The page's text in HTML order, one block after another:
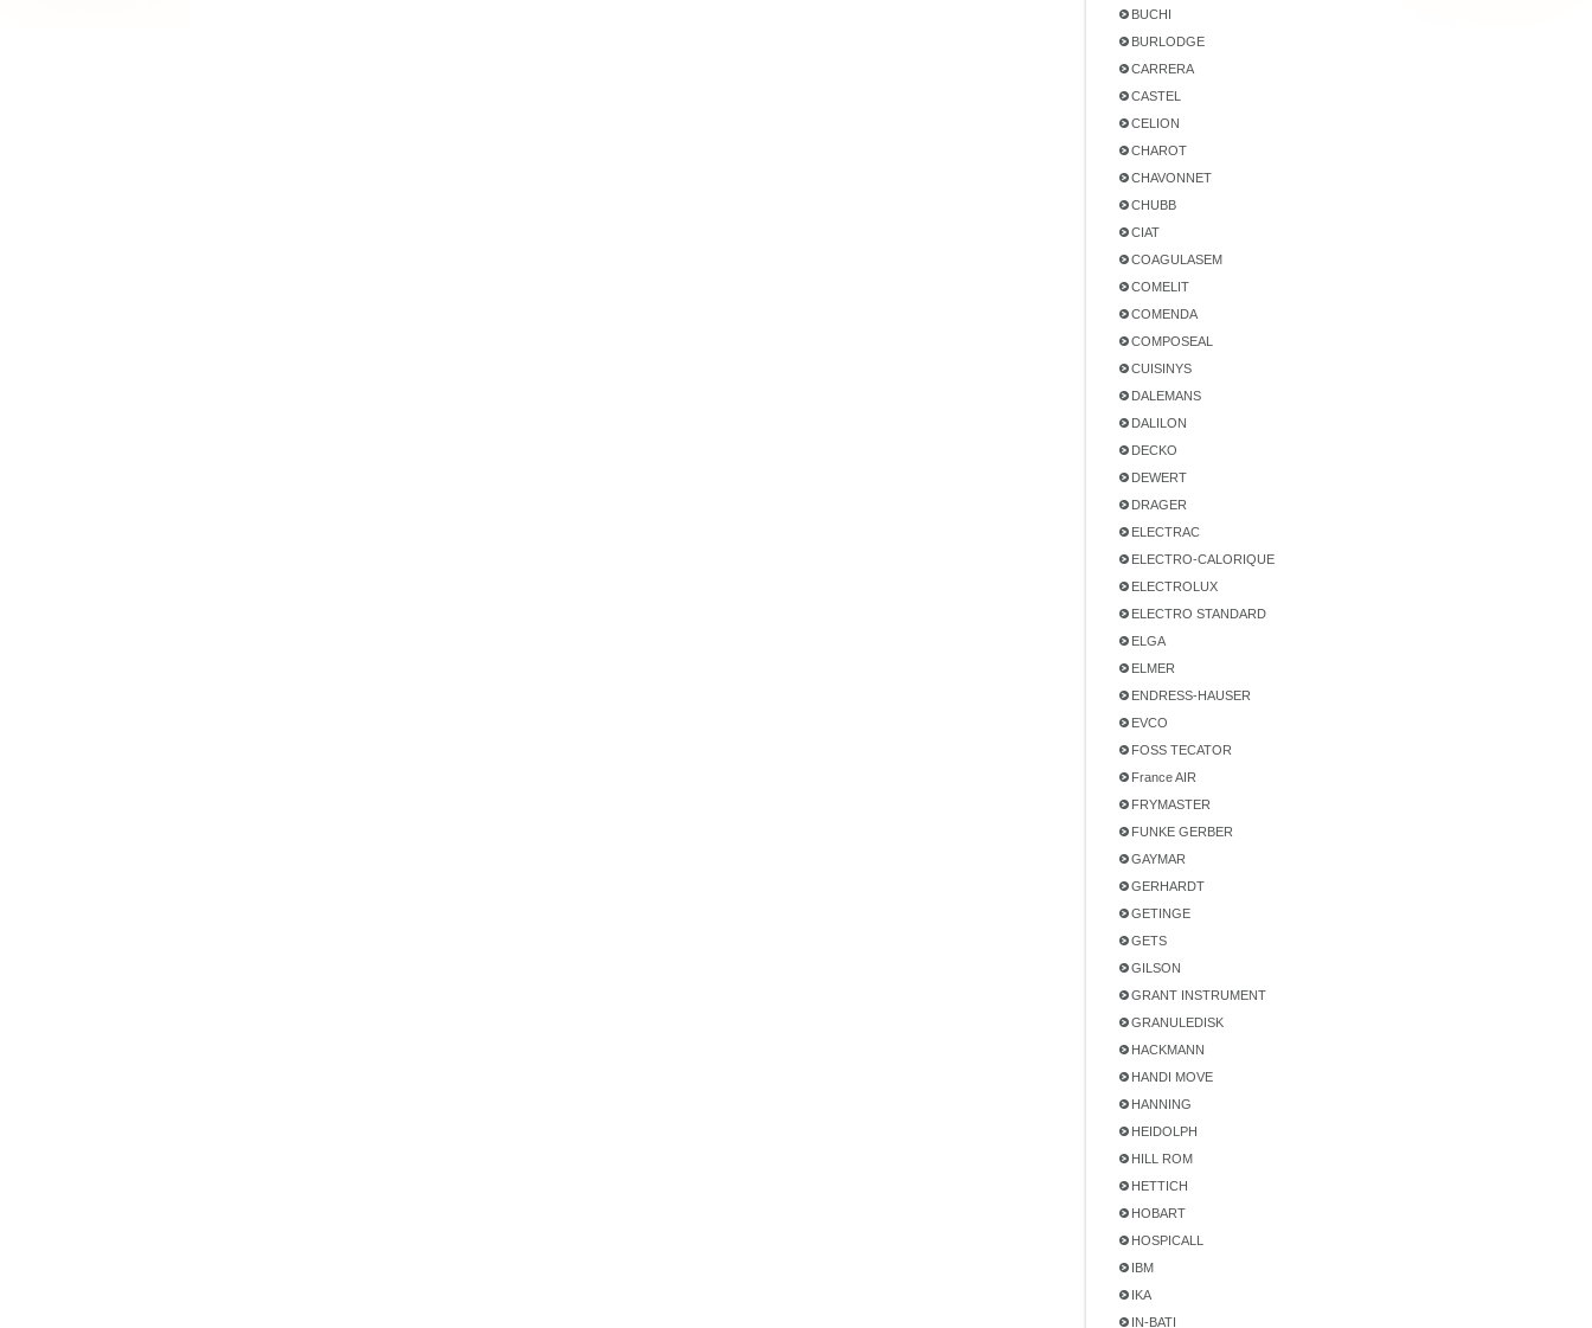
BUCHI
BURLODGE
CARRERA
CASTEL
CELION
CHAROT
CHAVONNET
CHUBB
CIAT
COAGULASEM
COMELIT
COMENDA
COMPOSEAL
CUISINYS
DALEMANS
DALILON
DECKO
DEWERT
DRAGER
ELECTRAC
ELECTRO-CALORIQUE
ELECTROLUX
ELECTRO STANDARD
ELGA
ELMER
ENDRESS-HAUSER
EVCO
FOSS TECATOR
France AIR
FRYMASTER
FUNKE GERBER
GAYMAR
GERHARDT
GETINGE
GETS
GILSON
GRANT INSTRUMENT
GRANULEDISK
HACKMANN
HANDI MOVE
HANNING
HEIDOLPH
HILL ROM
HETTICH
HOBART
HOSPICALL
IBM
IKA
IN-BATI